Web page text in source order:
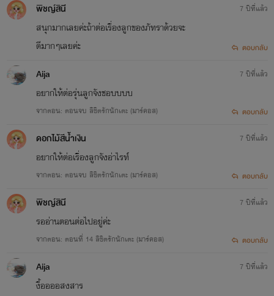
พิชญ์สินี
สนุกมากเลยค่ะถ้าต่อเรื่องลูกของภัทราด้วยจะ
ดีมากๆเลยค่ะ
7 ปีที่แล้ว
ตอบกลับ
Aija
อยากให้ต่อรุ่นลูกจังชอบบบบ
จากตอน: ตอนจบ ลิขิตรักนักเตะ (มาร์คอส)
7 ปีที่แล้ว
ตอบกลับ
ดอกไม้​สีน้ำเงิน
อยากให้ต่อเรื่องลูกจังอ่าไรท์
จากตอน: ตอนจบ ลิขิตรักนักเตะ (มาร์คอส)
7 ปีที่แล้ว
ตอบกลับ
พิชญ์สินี
รออ่านตอนต่อไปอยู่ค่ะ
จากตอน: ตอนที่ 14 ลิขิตรักนักเตะ (มาร์คอส)
7 ปีที่แล้ว
ตอบกลับ
Aija
งื้ออออสงสาร
7 ปีที่แล้ว